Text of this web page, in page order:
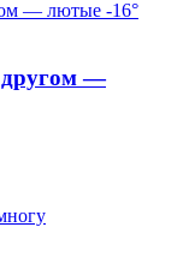
другом —